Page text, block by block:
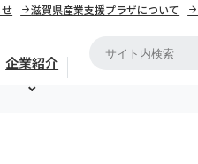
企業紹介
滋賀県産業支援プラザについて